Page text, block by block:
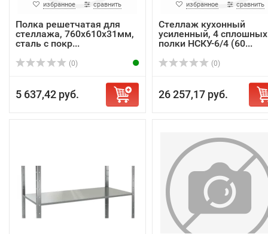
избранное сравнить
Полка решетчатая для
стеллажа, 760х610х31мм,
сталь с покр...
(0)
5 637,42 руб.
избранное сравнить
Стеллаж кухонный
усиленный, 4 сплошных
полки НСКУ-6/4 (60...
(0)
26 257,17 руб.